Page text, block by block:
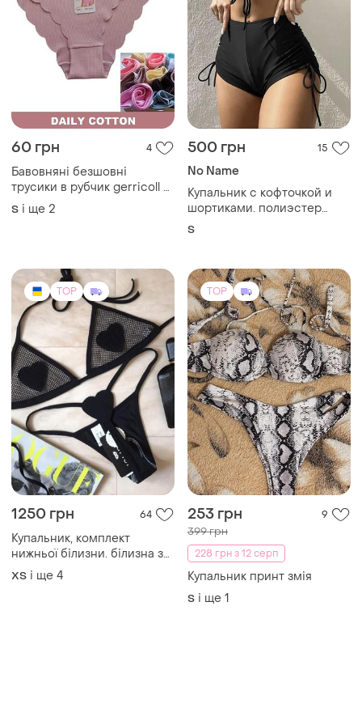
60 грн 4
Бавовняні безшовні
трусики в рубчик gerricoll з
хвилястим краєм, розміри l,
xl, xxl
S і ще 2
500 грн 15
No Name
Купальник с кофточкой и
шортиками. полиэстер
80% нейлон 20%
S
TOP
1250 грн 64
Купальник, комплект
нижньої білизни. білизна з
сіткою , білизна зі с
рингами , купальник
ХS і ще 4
TOP
253 грн 9
399 грн
228 грн з 12 серп
Купальник принт змія
S і ще 1